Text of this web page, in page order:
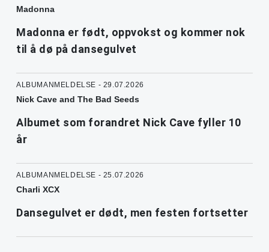
Madonna
Madonna er født, oppvokst og kommer nok
til å dø på dansegulvet
ALBUMANMELDELSE - 29.07.2026
Nick Cave and The Bad Seeds
Albumet som forandret Nick Cave fyller 10
år
ALBUMANMELDELSE - 25.07.2026
Charli XCX
Dansegulvet er dødt, men festen fortsetter